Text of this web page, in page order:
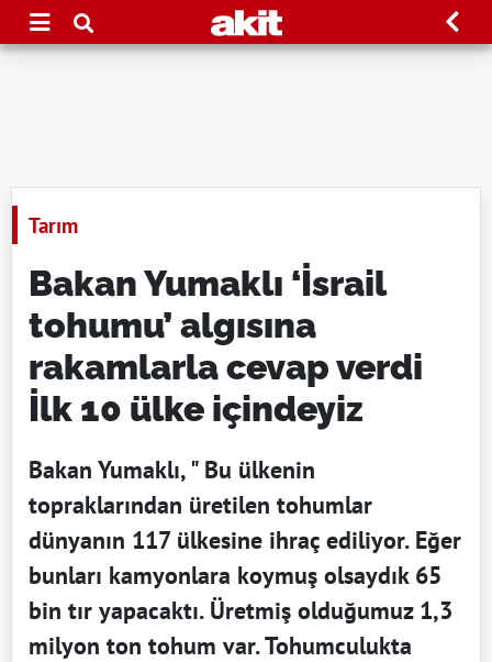
Tarım
Bakan Yumaklı ‘İsrail
tohumu’ algısına
rakamlarla cevap verdi
İlk 10 ülke içindeyiz
Bakan Yumaklı, " Bu ülkenin
topraklarından üretilen tohumlar
dünyanın 117 ülkesine ihraç ediliyor. Eğer
bunları kamyonlara koymuş olsaydık 65
bin tır yapacaktı. Üretmiş olduğumuz 1,3
milyon ton tohum var. Tohumculukta